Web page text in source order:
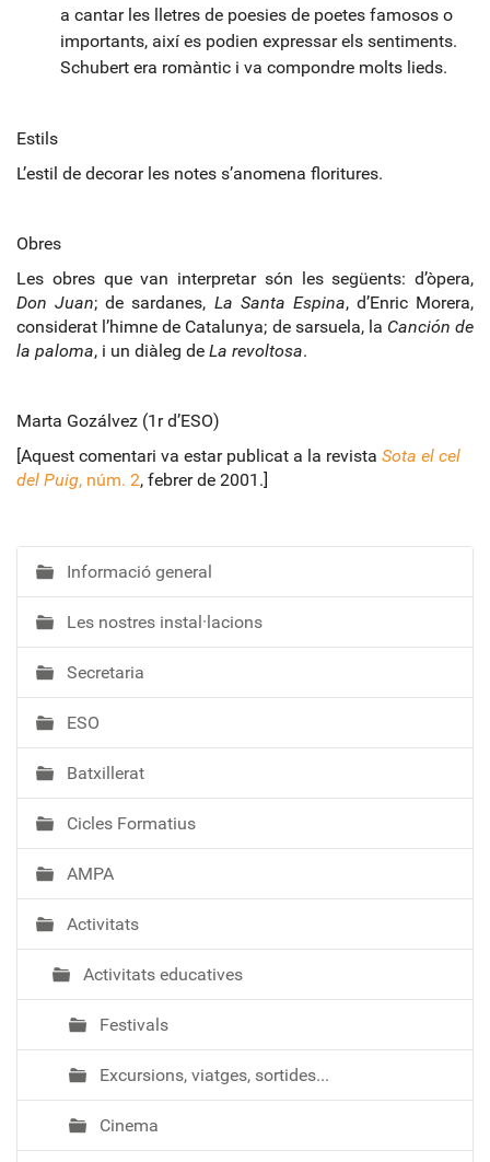
a cantar les lletres de poesies de poetes famosos o
importants, així es podien expressar els sentiments.
Schubert era romàntic i va compondre molts lieds.
Estils
L’estil de decorar les notes s’anomena floritures.
Obres
Les obres que van interpretar són les següents: d’òpera,
Don Juan; de sardanes, La Santa Espina, d’Enric Morera,
considerat l’himne de Catalunya; de sarsuela, la Canción de
la paloma, i un diàleg de La revoltosa.
Marta Gozálvez (1r d’ESO)
[Aquest comentari va estar publicat a la revista Sota el cel
del Puig, núm. 2, febrer de 2001.]
N
a
v
e
g
a
c
ó
Informació general
Les nostres instal·lacions
Secretaria
ESO
Batxillerat
Cicles Formatius
AMPA
Activitats
Activitats educatives
Festivals
Excursions, viatges, sortides...
Cinema